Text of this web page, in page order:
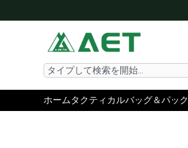
容
ッ
Search
ホームタクティカルバッグ＆パック